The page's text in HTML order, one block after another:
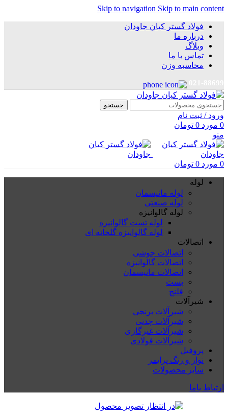
Skip to navigation Skip to main content
فولاد گستر کیان جاودان
درباره ما
وبلاگ
تماس با ما
محاسبه وزن
جستجو
ورود / ثبت نام
0 مورد 0 تومان
منو
0 مورد 0 تومان
لوله
لوله مانیسمان
لوله صنعتی
لوله گالوانیزه
لوله تست گالوانیزه
لوله گالوانیزه گلخانه ای
اتصالات
اتصالات جوشی
اتصالات گالوانیزه
اتصالات مانیسمان
بست
فلنچ
شیرآلات
شیرآلات برنجی
شیرآلات چدنی
شیرآلات غیرگازی
شیرآلات فولادی
پروفیل
نوار و رنگ پرایمر
سایر محصولات
ارتباط باما